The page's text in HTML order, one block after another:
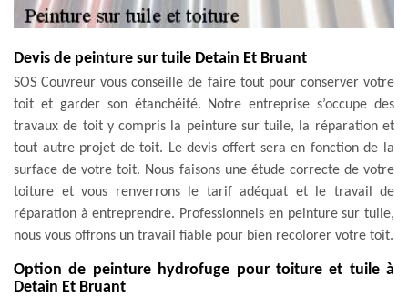
Devis de peinture sur tuile Detain Et Bruant
SOS Couvreur vous conseille de faire tout pour conserver votre
toit et garder son étanchéité. Notre entreprise s’occupe des
travaux de toit y compris la peinture sur tuile, la réparation et
tout autre projet de toit. Le devis offert sera en fonction de la
surface de votre toit. Nous faisons une étude correcte de votre
toiture et vous renverrons le tarif adéquat et le travail de
réparation à entreprendre. Professionnels en peinture sur tuile,
nous vous offrons un travail fiable pour bien recolorer votre toit.
Option de peinture hydrofuge pour toiture et tuile à
Detain Et Bruant